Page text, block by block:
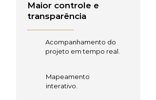
Maior controle e
transparência
Acompanhamento do
projeto em tempo real.
Mapeamento
interativo.